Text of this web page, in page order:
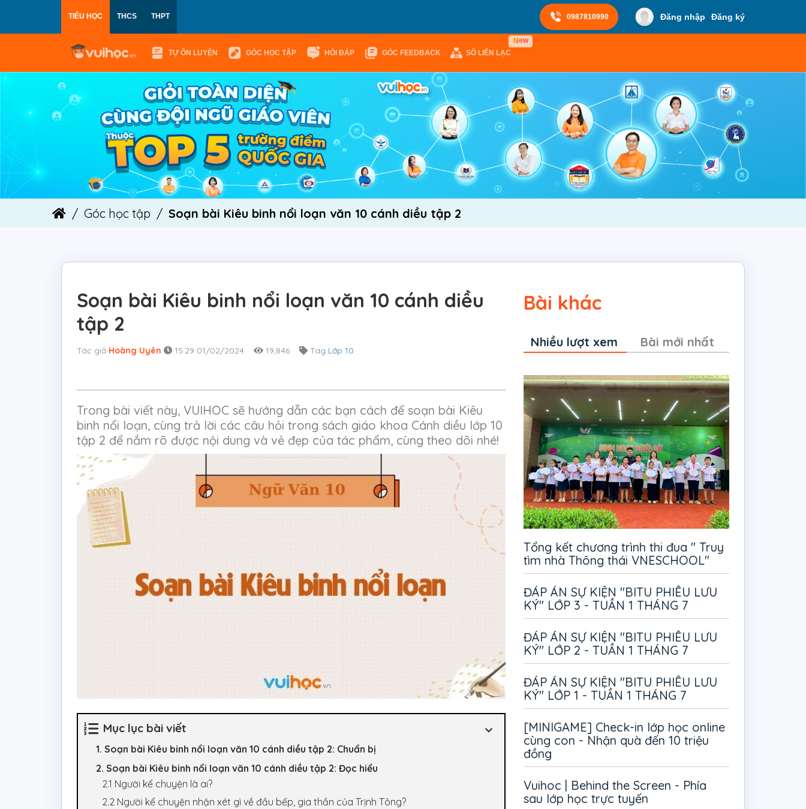
TIỂU HỌC THCS THPT 0987810990 Đăng nhập Đăng ký
TỰ ÔN LUYỆN GÓC HỌC TẬP HỎI ĐÁP GÓC FEEDBACK SỔ LIÊN LẠC
New
Góc học tập Soạn bài Kiêu binh nổi loạn văn 10 cánh diều tập 2
Soạn bài Kiêu binh nổi loạn văn 10 cánh diều
tập 2
Tác giả Hoàng Uyên 15:29 01/02/2024 19,846 Tag Lớp 10
Trong bài viết này, VUIHOC sẽ hướng dẫn các bạn cách để soạn bài Kiêu
binh nổi loạn, cùng trả lời các câu hỏi trong sách giáo khoa Cánh diều lớp 10
tập 2 để nắm rõ được nội dung và vẻ đẹp của tác phẩm, cùng theo dõi nhé!
Mục lục bài viết
1. Soạn bài Kiêu binh nổi loạn văn 10 cánh diều tập 2: Chuẩn bị
2. Soạn bài Kiêu binh nổi loạn văn 10 cánh diều tập 2: Đọc hiểu
2.1 Người kể chuyện là ai?
2.2 Người kể chuyện nhận xét gì về đầu bếp, gia thần của Trịnh Tông?
Bài khác
Nhiều lượt xem Bài mới nhất
Tổng kết chương trình thi đua " Truy
tìm nhà Thông thái VNESCHOOL"
ĐÁP ÁN SỰ KIỆN "BITU PHIÊU LƯU
KÝ" LỚP 3 - TUẦN 1 THÁNG 7
ĐÁP ÁN SỰ KIỆN "BITU PHIÊU LƯU
KÝ" LỚP 2 - TUẦN 1 THÁNG 7
ĐÁP ÁN SỰ KIỆN "BITU PHIÊU LƯU
KÝ" LỚP 1 - TUẦN 1 THÁNG 7
[MINIGAME] Check-in lớp học online
cùng con - Nhận quà đến 10 triệu
đồng
Vuihoc | Behind the Screen - Phía
sau lớp học trực tuyến